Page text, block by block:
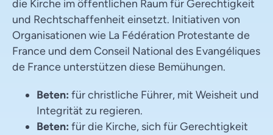
die Kirche im öffentlichen Raum für Gerechtigkeit
und Rechtschaffenheit einsetzt. Initiativen von
Organisationen wie La Fédération Protestante de
France und dem Conseil National des Evangéliques
de France unterstützen diese Bemühungen.
Beten: für christliche Führer, mit Weisheit und
Integrität zu regieren.
Beten: für die Kirche, sich für Gerechtigkeit